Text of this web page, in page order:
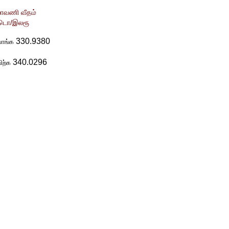
வீதம்
இலரூ
330.9380
340.0296